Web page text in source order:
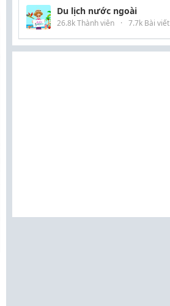
Du lịch nước ngoài
26.8k Thành viên · 7.7k Bài viết